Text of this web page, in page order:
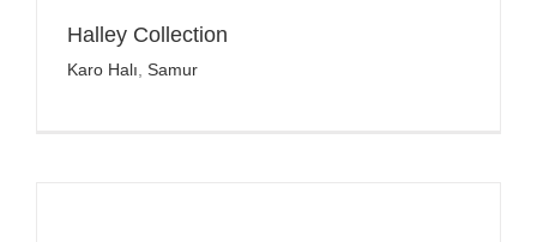
Halley Collection
Karo Halı Samur